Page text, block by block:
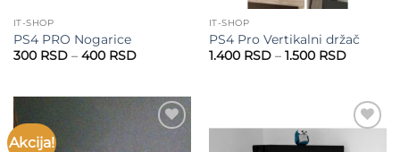
IT-SHOP
PS4 PRO Nogarice
300 RSD – 400 RSDRaspon
do
400 RSD
IT-SHOP
PS4 Pro Vertikalni držač
1.400 RSD – 1.500 RSDRaspon
do
1.500
Akcija!
Add to